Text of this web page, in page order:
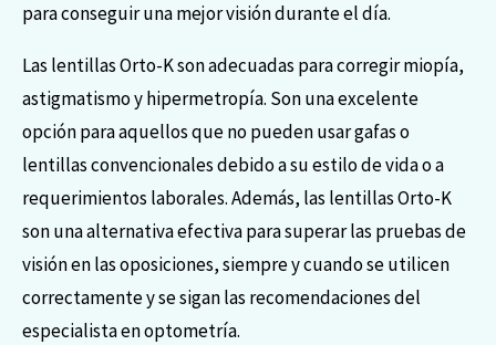
para conseguir una mejor visión durante el día.
Las lentillas Orto-K son adecuadas para corregir miopía,
astigmatismo y hipermetropía. Son una excelente
opción para aquellos que no pueden usar gafas o
lentillas convencionales debido a su estilo de vida o a
requerimientos laborales. Además, las lentillas Orto-K
son una alternativa efectiva para superar las pruebas de
visión en las oposiciones, siempre y cuando se utilicen
correctamente y se sigan las recomendaciones del
especialista en optometría.